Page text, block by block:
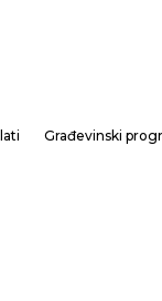
Građevinski